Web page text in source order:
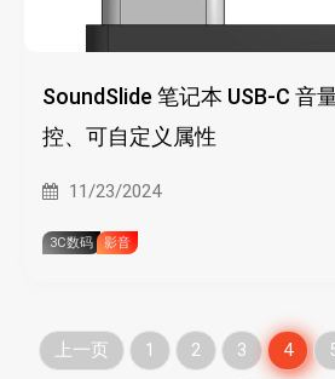
SoundSlide 笔记本 USB-C 音
控、可自定义属性
11/23/2024
3C数码 影音
文
上一页 1 2 3 4